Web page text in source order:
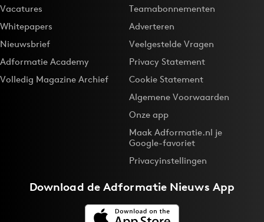
Vacatures
Whitepapers
Nieuwsbrief
Adformatie Academy
Volledig Magazine Archief
Teamabonnementen
Adverteren
Veelgestelde Vragen
Privacy Statement
Cookie Statement
Algemene Voorwaarden
Onze app
Maak Adformatie.nl je
Google-favoriet
Privacyinstellingen
Download deAdformatie Nieuws App